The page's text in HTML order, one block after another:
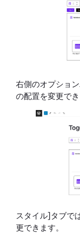
右側のオプショ
の配置を変更でき
スタイル]タブで
更できます。